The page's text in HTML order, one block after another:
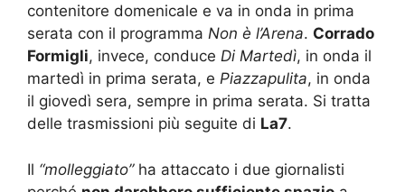
contenitore domenicale e va in onda in prima
serata con il programma Non è l’Arena. Corrado
Formigli, invece, conduce Di Martedì, in onda il
martedì in prima serata, e Piazzapulita, in onda
il giovedì sera, sempre in prima serata. Si tratta
delle trasmissioni più seguite di La7.
Il “molleggiato”ha attaccato i due giornalisti